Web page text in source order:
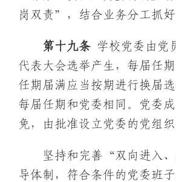
岗双责”，结合业务分工抓好
第十九条 学校党委由党
代表大会选举产生，每届任期
任期届满应当按期进行换届
每届任期和党委相同。党委
免，由批准设立党委的党组织
坚持和完善“双向进入
导体制，符合条件的党委班